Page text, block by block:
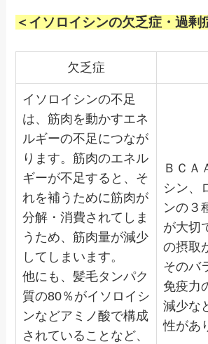
＜イソロイシンの欠乏症・過剰
欠乏症
イソロイシンの不足
は、筋肉を動かすエネ
ルギーの不足につなが
ります。筋肉のエネル
ギーが不足すると、そ
れを補うために筋肉が
分解・消費されてしま
うため、筋肉量が減少
してしまいます。
他にも、髪毛タンパク
質の80％がイソロイシ
ンなどアミノ酸で構成
されていることなど、
ＢＣＡ
シン、
ンの３
が大切
の摂取
そのバ
免疫力
減少な
性があ